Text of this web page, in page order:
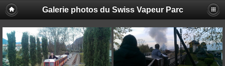
Galerie photos du Swiss Vapeur Parc